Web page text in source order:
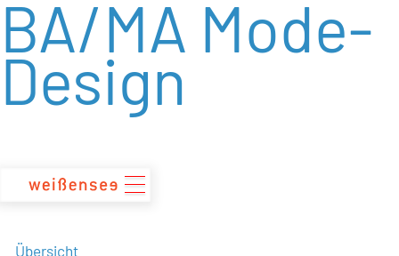
zum
Inhalt
BA/MA Mode-
Design
Übersicht